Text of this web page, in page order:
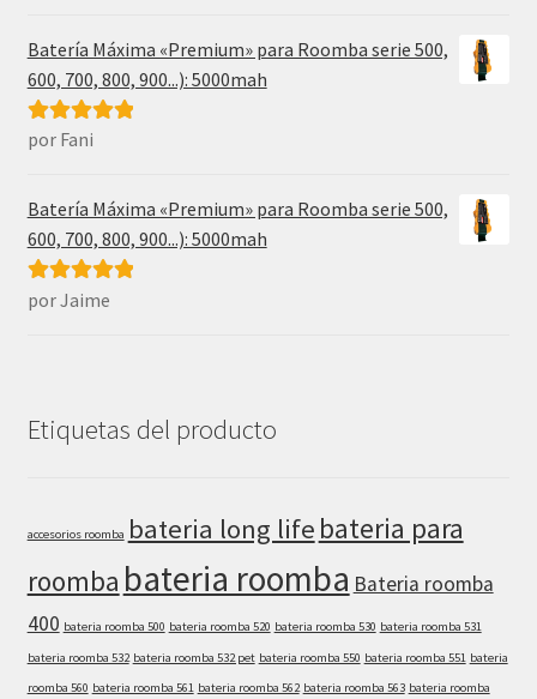
Batería Máxima «Premium» para Roomba serie 500,
600, 700, 800, 900...): 5000mah
Valorado con
por Fani
Batería Máxima «Premium» para Roomba serie 500,
600, 700, 800, 900...): 5000mah
Valorado con
por Jaime
Etiquetas del producto
accesorios roomba bateria long life bateria para
roomba bateria roomba Bateria roomba
400 bateria roomba 500 bateria roomba 520 bateria roomba 530 bateria roomba 531
bateria roomba 532 bateria roomba 532 pet bateria roomba 550 bateria roomba 551 bateria
roomba 560 bateria roomba 561 bateria roomba 562 bateria roomba 563 bateria roomba